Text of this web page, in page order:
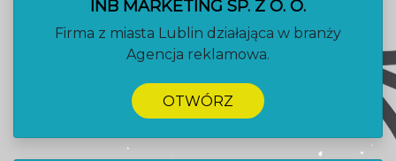
INB MARKETING SP. Z O. O.
Firma z miasta Lublin działająca w branży
Agencja reklamowa.
OTWÓRZ